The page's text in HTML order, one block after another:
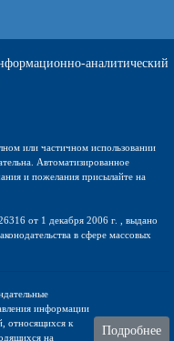
аналитический
или частичном использовании
Автоматизированное
и пожелания присылайте на
от 1 декабря 2006 г. , выдано
в сфере массовых
информации
относящихся к
на
Подробнее